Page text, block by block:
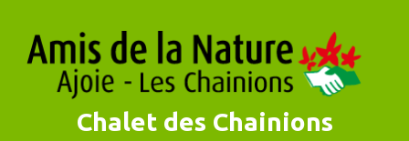
content
Chalet des Chainions